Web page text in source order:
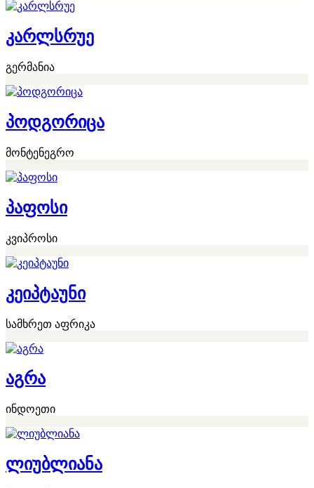
კარლსრუე
გერმანია
პოდგორიცა
მონტენეგრო
პაფოსი
კვიპროსი
კეიპტაუნი
სამხრეთ აფრიკა
აგრა
ინდოეთი
ლიუბლიანა